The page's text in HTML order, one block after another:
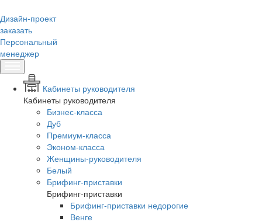
Дизайн-проект
заказать
Персональный
менеджер
Кабинеты руководителя
Кабинеты руководителя
Бизнес-класса
Дуб
Премиум-класса
Эконом-класса
Женщины-руководителя
Белый
Брифинг-приставки
Брифинг-приставки
Брифинг-приставки недорогие
Венге